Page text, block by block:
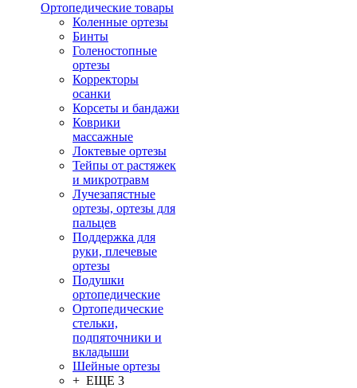
Ортопедические товары
Коленные ортезы
Бинты
Голеностопные
ортезы
Корректоры
осанки
Корсеты и бандажи
Коврики
массажные
Локтевые ортезы
Тейпы от растяжек
и микротравм
Лучезапястные
ортезы, ортезы для
пальцев
Поддержка для
руки, плечевые
ортезы
Подушки
ортопедические
Ортопедические
стельки,
подпяточники и
вкладыши
Шейные ортезы
+ ЕЩЕ 3